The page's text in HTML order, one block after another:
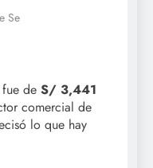
Se
de S/ 3,441
comercial de
lo que hay